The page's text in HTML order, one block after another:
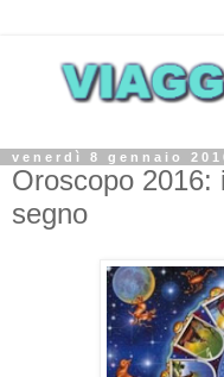
venerdì 8 gennaio
Oroscopo 2016:
segno